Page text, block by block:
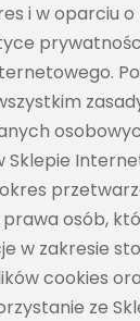
i w oparciu
Sklepie
osób,
w zakresie
cookies
ze